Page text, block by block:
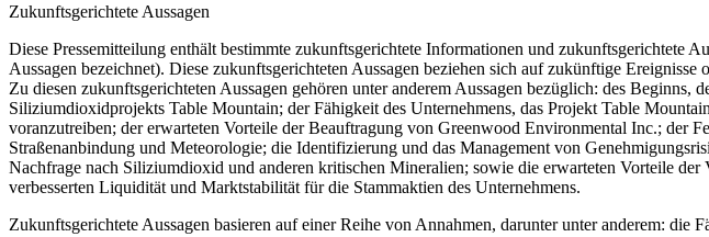
Zukunftsgerichtete Aussagen
Diese Pressemitteilung enthält bestimmte zukunftsgerichtete Informationen und zukunftsgerichtete
Aussagen bezeichnet). Diese zukunftsgerichteten Aussagen beziehen sich auf zukünftige
Zu diesen zukunftsgerichteten Aussagen gehören unter anderem Aussagen bezüglich: des
Siliziumdioxidprojekts Table Mountain; der Fähigkeit des Unternehmens, das Projekt Table
voranzutreiben; der erwarteten Vorteile der Beauftragung von Greenwood Environmental Inc.; der
Straßenanbindung und Meteorologie; die Identifizierung und das Management von
Nachfrage nach Siliziumdioxid und anderen kritischen Mineralien; sowie die erwarteten Vorteile
verbesserten Liquidität und Marktstabilität für die Stammaktien des Unternehmens.
Zukunftsgerichtete Aussagen basieren auf einer Reihe von Annahmen, darunter unter anderem: